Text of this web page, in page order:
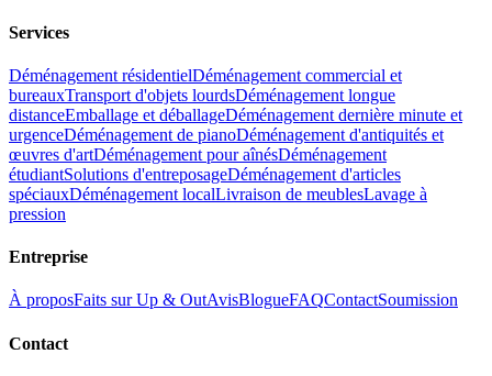
Services
Déménagement résidentielDéménagement commercial et
bureauxTransport d'objets lourdsDéménagement longue
distanceEmballage et déballageDéménagement dernière minute et
urgenceDéménagement de pianoDéménagement d'antiquités et
œuvres d'artDéménagement pour aînésDéménagement
étudiantSolutions d'entreposageDéménagement d'articles
spéciauxDéménagement localLivraison de meublesLavage à
pression
Entreprise
À proposFaits sur Up & OutAvisBlogueFAQContactSoumission
Contact